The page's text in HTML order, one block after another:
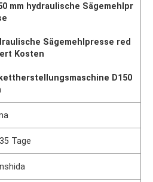
mm hydraulische Sägemehlpr
Sägemehlpresse red
Kosten
D150
Tage